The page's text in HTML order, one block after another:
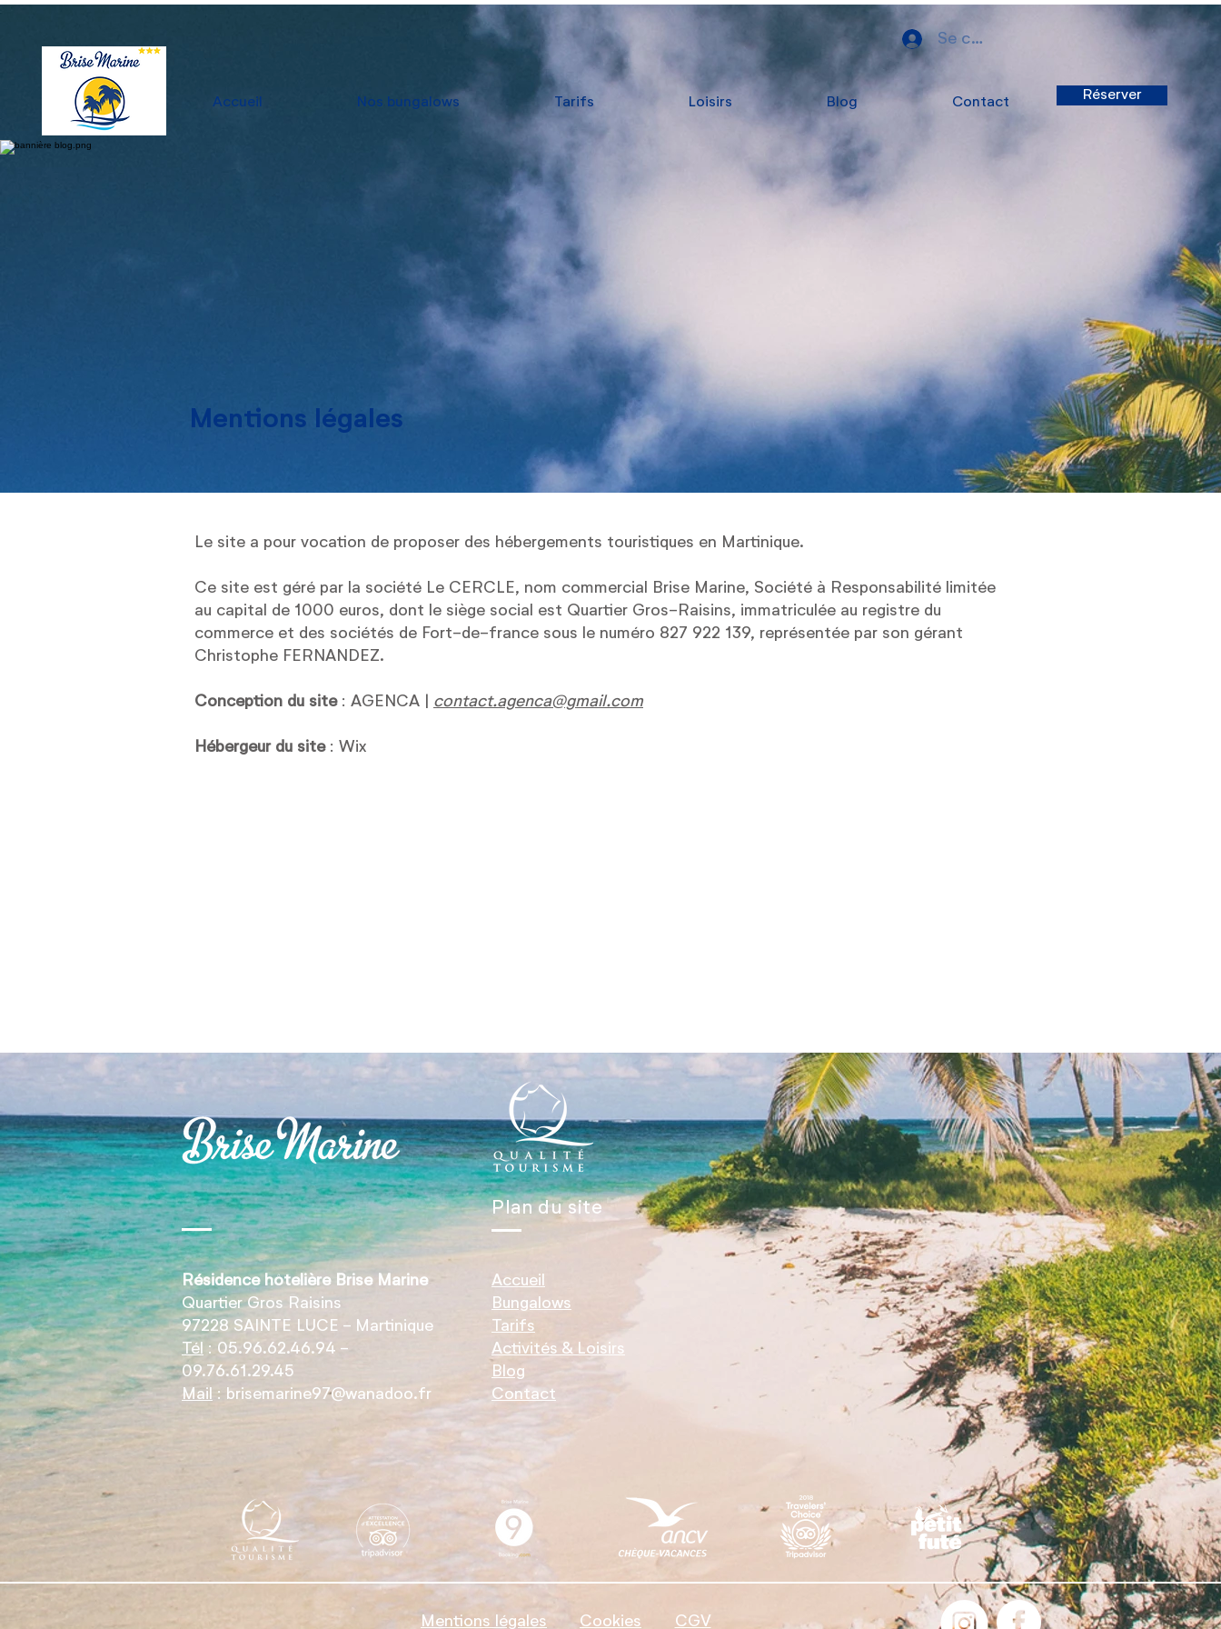
Se connecter
Accueil Nos bungalows Tarifs Loisirs Blog Contact Réserver
Mentions légales
Le site a pour vocation de proposer des hébergements touristiques en Martinique.
Ce site est géré par la société Le CERCLE, nom commercial Brise Marine, Société à Responsabilité limitée
au capital de 1000 euros, dont le siège social est Quartier Gros-Raisins, immatriculée au registre du
commerce et des sociétés de Fort-de-france sous le numéro 827 922 139, représentée par son gérant
Christophe FERNANDEZ.
Conception du site: AGENCA | contact.agenca@gmail.com
Hébergeur du site: Wix
Résidence hôtelière Brise Marine
Quartier Gros Raisins
97228 SAINTE LUCE - Martinique
Tél : 05.96.62.46.94 -
09.76.61.29.45
Mail
: brisemarine97@wanadoo.fr
Plan du site
Accueil
Bungalows
Tarifs
Activités & Loisirs
Blog
Contact
Mentions légales Cookies CGV